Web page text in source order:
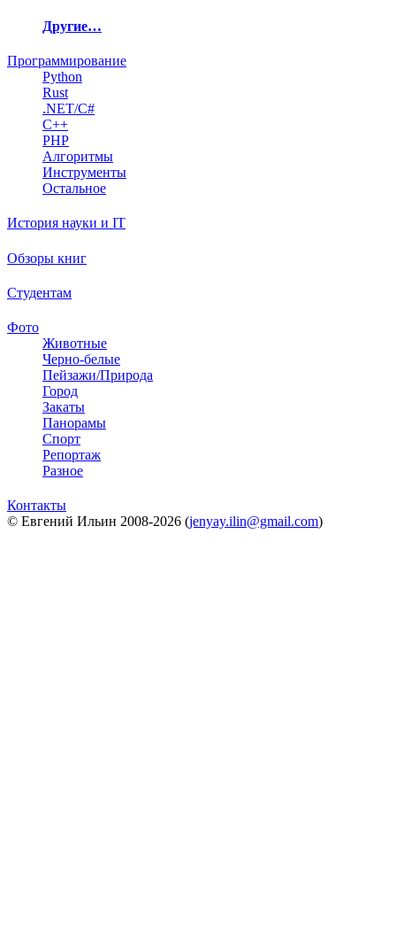
Другие…
Программирование
Python
Rust
.NET/C#
C++
PHP
Алгоритмы
Инструменты
Остальное
История науки и IT
Обзоры книг
Студентам
Фото
Животные
Черно-белые
Пейзажи/Природа
Город
Закаты
Панорамы
Спорт
Репортаж
Разное
Контакты
© Евгений Ильин 2008-2026 (jenyay.ilin@gmail.com)